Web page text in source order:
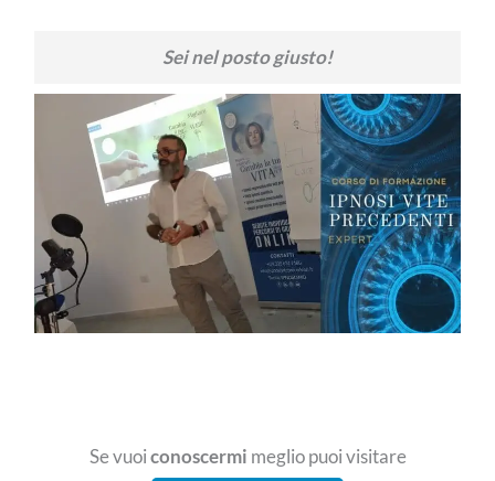
Sei nel posto giusto!
Se vuoiconoscermi meglio puoi visitare